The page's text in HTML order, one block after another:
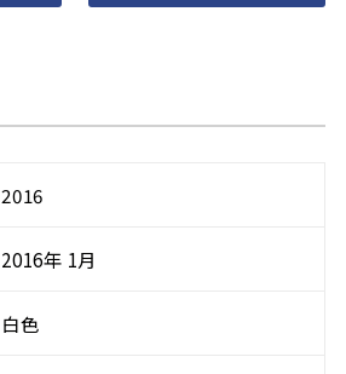
2016
2016年 1月
白色